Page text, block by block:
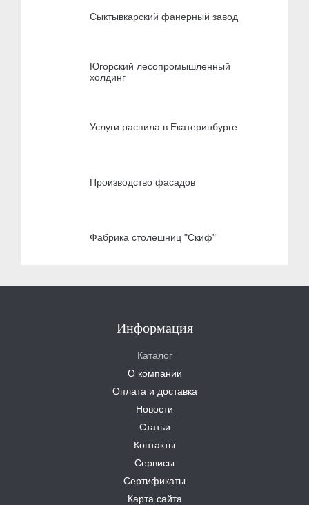
Сыктывкарский фанерный завод
Югорский лесопромышленный
холдинг
Услуги распила в Екатеринбурге
Производство фасадов
Фабрика столешниц "Скиф"
Информация
Каталог
О компании
Оплата и доставка
Новости
Статьи
Контакты
Сервисы
Сертификаты
Карта сайта